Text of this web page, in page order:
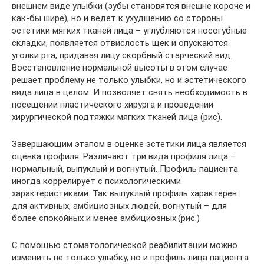
внешнем виде улыбки (зубы становятся внешне короче и
как-бы шире), но и ведет к ухудшению со стороны
эстетики мягких тканей лица – углубляются носогубные
складки, появляется отвислость щек и опускаются
уголки рта, придавая лицу скорбный старческий вид.
Восстановление нормальной высоты в этом случае
решает проблему не только улыбки, но и эстетического
вида лица в целом. И позволяет снять необходимость в
посещении пластического хирурга и проведении
хирургической подтяжки мягких тканей лица (рис).
Завершающим этапом в оценке эстетики лица является
оценка профиля. Различают три вида профиля лица –
нормальный, выпуклый и вогнутый. Профиль пациента
иногда коррелирует с психологическими
характеристиками. Так выпуклый профиль характерен
для активных, амбициозных людей, вогнутый – для
более спокойных и менее амбициозных.(рис.)
С помощью стоматологической реабилитации можно
изменить не только улыбку, но и профиль лица пациента.